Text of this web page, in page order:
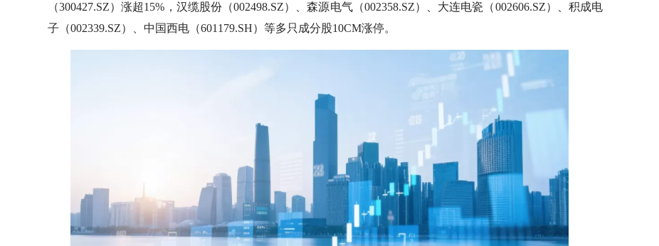
（300427.SZ）涨超15%，汉缆股份（002498.SZ）、森源电气（002358.SZ）、大连电瓷（002606.SZ）、积成电
子（002339.SZ）、中国西电（601179.SH）等多只成分股10CM涨停。